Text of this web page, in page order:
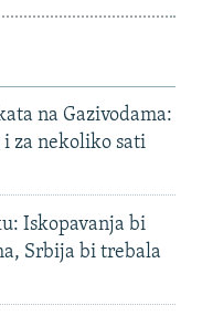
na Gazivodama:
za nekoliko sati
Iskopavanja bi
Srbija bi trebala